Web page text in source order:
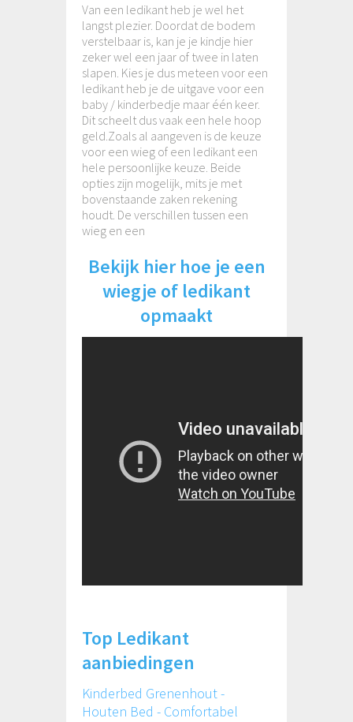
Van een ledikant heb je wel het
langst plezier. Doordat de bodem
verstelbaar is, kan je je kindje hier
zeker wel een jaar of twee in laten
slapen. Kies je dus meteen voor een
ledikant heb je de uitgave voor een
baby / kinderbedje maar één keer.
Dit scheelt dus vaak een hele hoop
geld.Zoals al aangeven is de keuze
voor een wieg of een ledikant een
hele persoonlijke keuze. Beide
opties zijn mogelijk, mits je met
bovenstaande zaken rekening
houdt. De verschillen tussen een
wieg en een
Bekijk hier hoe je een
wiegje of ledikant
opmaakt
Top Ledikant
aanbiedingen
Kinderbed Grenenhout -
Houten Bed - Comfortabel